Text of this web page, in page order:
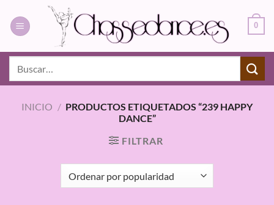
contenido
0
INICIO / PRODUCTOS ETIQUETADOS “239 HAPPY
DANCE”
FILTRAR